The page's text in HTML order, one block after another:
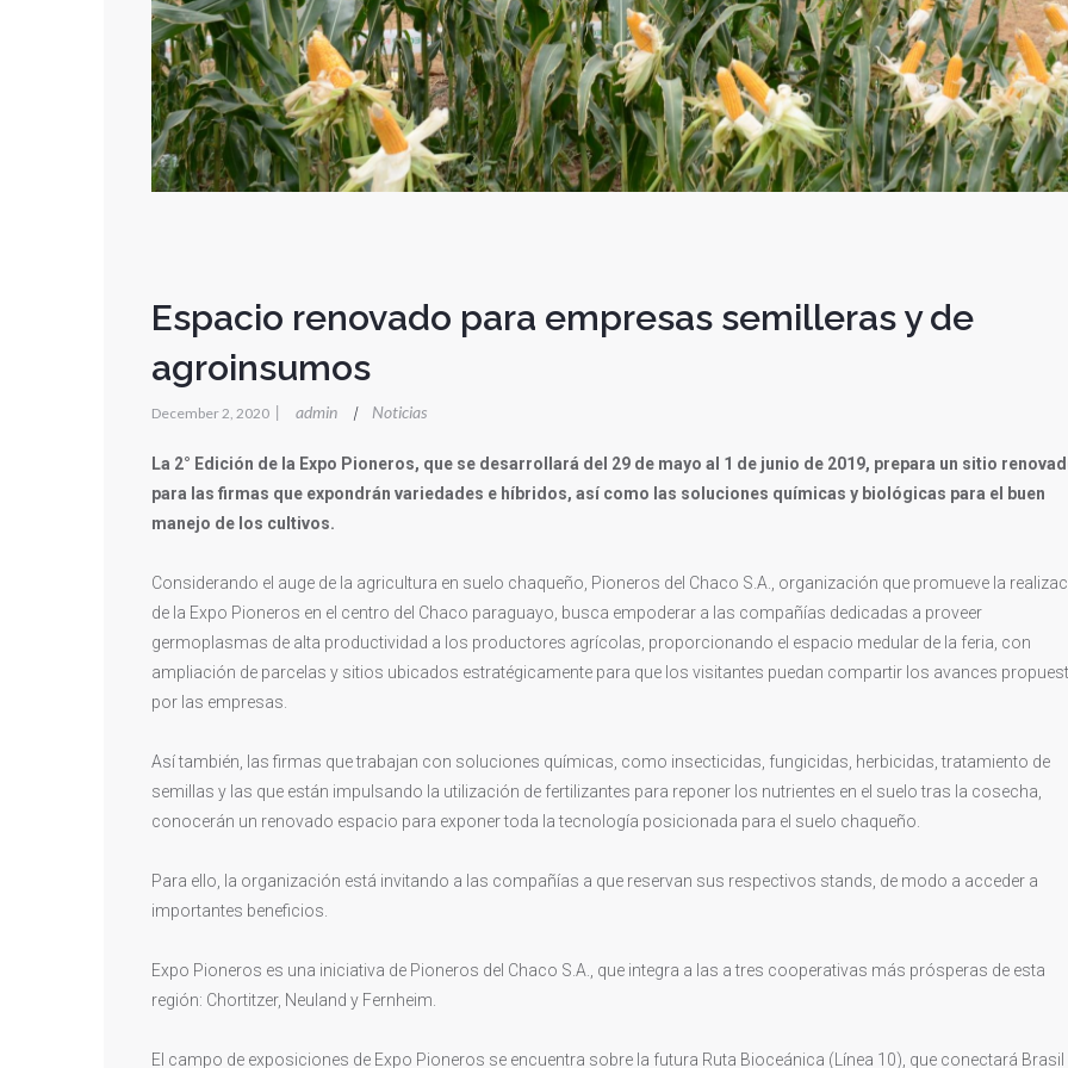
Espacio renovado para empresas semilleras y de
agroinsumos
December 2, 2020 | admin | Noticias
La 2° Edición de la Expo Pioneros, que se desarrollará del 29 de mayo al 1 de junio de 2019, prepara un sitio
para las firmas que expondrán variedades e híbridos, así como las soluciones químicas y biológicas para el buen
manejo de los cultivos.
Considerando el auge de la agricultura en suelo chaqueño, Pioneros del Chaco S.A., organización que promueve la
de la Expo Pioneros en el centro del Chaco paraguayo, busca empoderar a las compañías dedicadas a proveer
germoplasmas de alta productividad a los productores agrícolas, proporcionando el espacio medular de la feria, con
ampliación de parcelas y sitios ubicados estratégicamente para que los visitantes puedan compartir los avances
por las empresas.
Así también, las firmas que trabajan con soluciones químicas, como insecticidas, fungicidas, herbicidas, tratamiento de
semillas y las que están impulsando la utilización de fertilizantes para reponer los nutrientes en el suelo tras la cosecha,
conocerán un renovado espacio para exponer toda la tecnología posicionada para el suelo chaqueño.
Para ello, la organización está invitando a las compañías a que reservan sus respectivos stands, de modo a acceder a
importantes beneficios.
Expo Pioneros es una iniciativa de Pioneros del Chaco S.A., que integra a las a tres cooperativas más prósperas de esta
región: Chortitzer, Neuland y Fernheim.
El campo de exposiciones de Expo Pioneros se encuentra sobre la futura Ruta Bioceánica (Línea 10), que conectará Brasil